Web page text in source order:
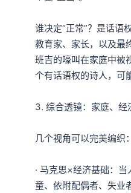
谁决定“正常”？是话语
教育家、家长，以及最
班吉的嚎叫在家庭中被
个有话语权的诗人，可
3. 综合透镜：家庭、
几个视角可以完美编织：
· 马克思×经济基础：
童、依附配偶者、失业